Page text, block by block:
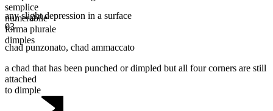
semplice
numerabile
forma plurale
dimples
any slight depression in a surface
03
chad punzonato, chad ammaccato
a chad that has been punched or dimpled but all four corners are still
attached
to dimple